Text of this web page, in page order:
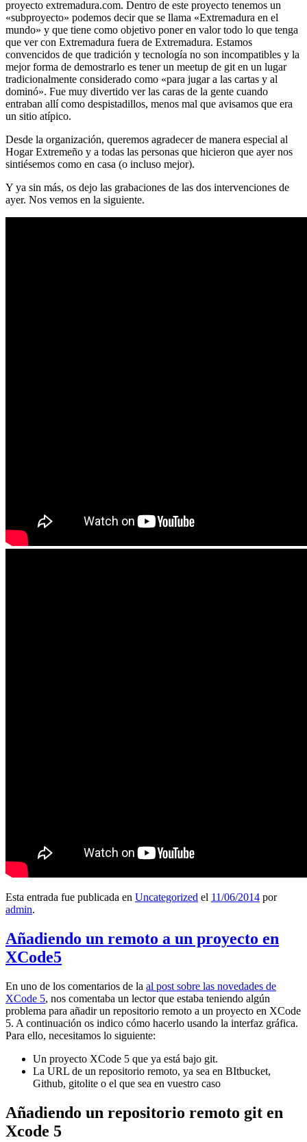
proyecto extremadura.com. Dentro de este proyecto tenemos un
«subproyecto» podemos decir que se llama «Extremadura en el
mundo» y que tiene como objetivo poner en valor todo lo que tenga
que ver con Extremadura fuera de Extremadura. Estamos
convencidos de que tradición y tecnología no son incompatibles y la
mejor forma de demostrarlo es tener un meetup de git en un lugar
tradicionalmente considerado como «para jugar a las cartas y al
dominó». Fue muy divertido ver las caras de la gente cuando
entraban allí como despistadillos, menos mal que avisamos que era
un sitio atípico.
Desde la organización, queremos agradecer de manera especial al
Hogar Extremeño y a todas las personas que hicieron que ayer nos
sintiésemos como en casa (o incluso mejor).
Y ya sin más, os dejo las grabaciones de las dos intervenciones de
ayer. Nos vemos en la siguiente.
Esta entrada fue publicada en Uncategorized el 11/06/2014 por
admin.
Añadiendo un remoto a un proyecto en
XCode5
En uno de los comentarios de la al post sobre las novedades de
XCode 5, nos comentaba un lector que estaba teniendo algún
problema para añadir un repositorio remoto a un proyecto en XCode
5. A continuación os indico cómo hacerlo usando la interfaz gráfica.
Para ello, necesitamos lo siguiente:
Un proyecto XCode 5 que ya está bajo git.
La URL de un repositorio remoto, ya sea en BItbucket,
Github, gitolite o el que sea en vuestro caso
Añadiendo un repositorio remoto git en
Xcode 5